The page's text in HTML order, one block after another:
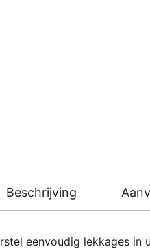
Beschrijving
eenvoudig lekkages in